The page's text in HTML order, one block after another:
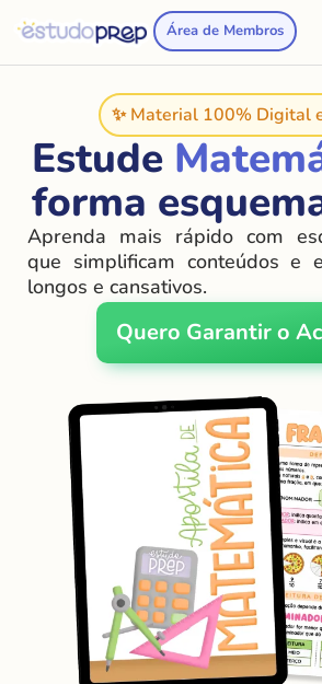
Área de Membros
✨ Material 100% Digital
Estude
forma
Aprenda mais rápido com
que simplificam conteúdos e
longos e cansativos.
Quero Garantir o